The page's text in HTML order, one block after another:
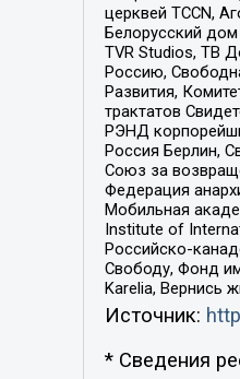
церквей TCCN,
Белорусский
TVR Studios, ТВ
Россию,
Развития,
трактатов
РЭНД
Россия Берлин,
Союз за
Федерация
Мобильная
Institute of
Российско-
Свободу, Фонд
Karelia, Вернись
Источник:
* Сведения